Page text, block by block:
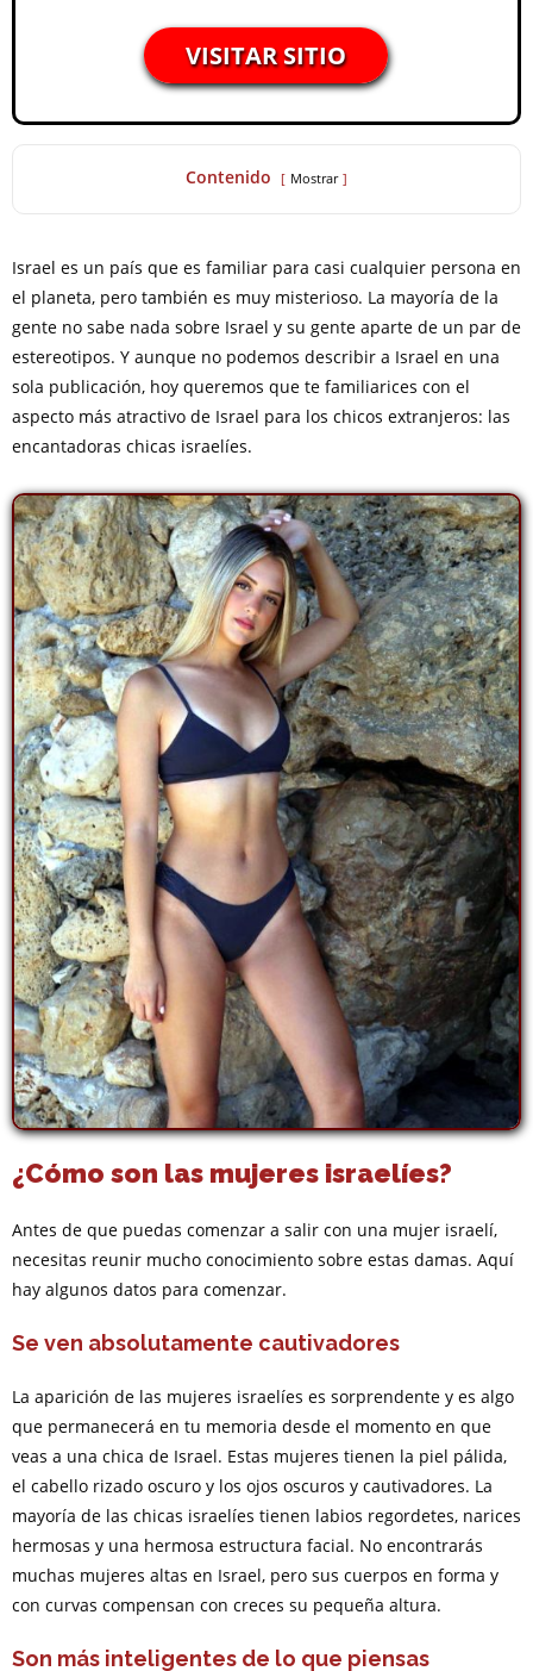
VISITAR SITIO
Contenido Mostrar
Israel es un país que es familiar para casi cualquier persona en
el planeta, pero también es muy misterioso. La mayoría de la
gente no sabe nada sobre Israel y su gente aparte de un par de
estereotipos. Y aunque no podemos describir a Israel en una
sola publicación, hoy queremos que te familiarices con el
aspecto más atractivo de Israel para los chicos extranjeros: las
encantadoras chicas israelíes.
¿Cómo son las mujeres israelíes?
Antes de que puedas comenzar a salir con una mujer israelí,
necesitas reunir mucho conocimiento sobre estas damas. Aquí
hay algunos datos para comenzar.
Se ven absolutamente cautivadores
La aparición de las mujeres israelíes es sorprendente y es algo
que permanecerá en tu memoria desde el momento en que
veas a una chica de Israel. Estas mujeres tienen la piel pálida,
el cabello rizado oscuro y los ojos oscuros y cautivadores. La
mayoría de las chicas israelíes tienen labios regordetes, narices
hermosas y una hermosa estructura facial. No encontrarás
muchas mujeres altas en Israel, pero sus cuerpos en forma y
con curvas compensan con creces su pequeña altura.
Son más inteligentes de lo que piensas